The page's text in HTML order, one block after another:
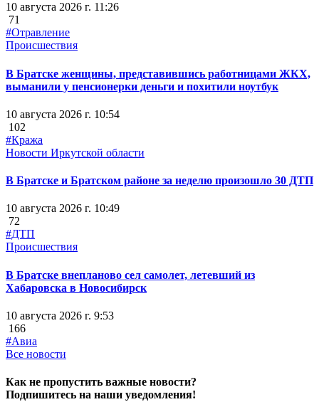
10 августа 2026 г. 11:26
71
#Отравление
Происшествия
В Братске женщины, представившись работницами ЖКХ,
выманили у пенсионерки деньги и похитили ноутбук
10 августа 2026 г. 10:54
102
#Кража
Новости Иркутской области
В Братске и Братском районе за неделю произошло 30 ДТП
10 августа 2026 г. 10:49
72
#ДТП
Происшествия
В Братске внепланово сел самолет, летевший из
Хабаровска в Новосибирск
10 августа 2026 г. 9:53
166
#Авиа
Все новости
Как не пропустить важные новости?
Подпишитесь на наши уведомления!